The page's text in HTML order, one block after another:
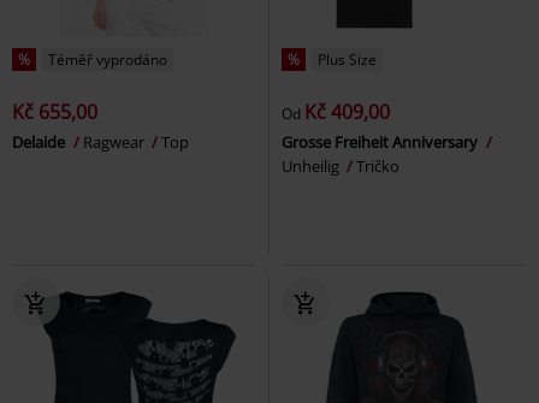
% Téměř vyprodáno
Kč 655,00
Delaide Ragwear Top
% Plus Size
Od Kč 409,00
Grosse Freiheit Anniversary
Unheilig
Tričko